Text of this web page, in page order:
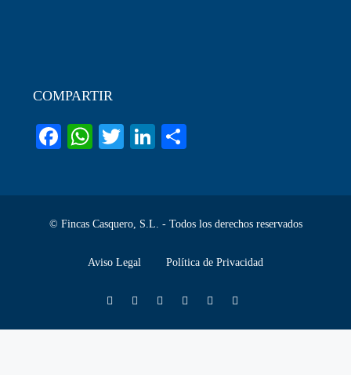
COMPARTIR
Facebook
WhatsApp
TwitterLinkedIn
© Fincas Casquero, S.L. - Todos los derechos reservados
Aviso Legal Política de Privacidad